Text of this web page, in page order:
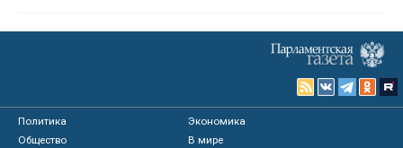
Политика
Экономика
Общество
В мире